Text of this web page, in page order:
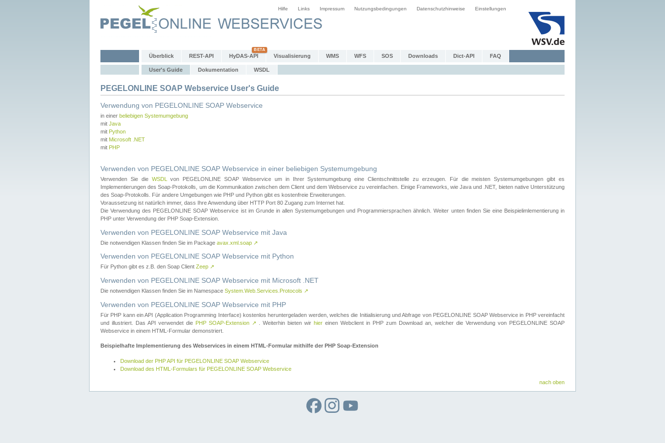
Hilfe Links Impressum Nutzungsbedingungen Datenschutzhinweise Einstellungen
Überblick REST-API HyDAS-API Visualisierung WMS WFS SOS Downloads Dict-API FAQ
User's Guide Dokumentation WSDL
PEGELONLINE SOAP Webservice User's Guide
Verwendung von PEGELONLINE SOAP Webservice
in einer beliebigen Systemumgebung
mit Java
mit Python
mit Microsoft .NET
mit PHP
Verwenden von PEGELONLINE SOAP Webservice in einer beliebigen Systemumgebung
Verwenden Sie die WSDL
von PEGELONLINE SOAP Webservice um in Ihrer Systemumgebung eine Clientschnittstelle zu erzeugen. Für die meisten Systemumgebungen gibt es
Implementierungen des Soap-Protokolls, um die Kommunikation zwischen dem Client und dem Webservice zu vereinfachen. Einige Frameworks, wie Java und .NET, bieten native Unterstützung
des Soap-Protokolls. Für andere Umgebungen wie PHP und Python gibt es kostenfreie Erweiterungen.
Voraussetzung ist natürlich immer, dass Ihre Anwendung über HTTP Port 80 Zugang zum Internet hat.
Die Verwendung des PEGELONLINE SOAP Webservice ist im Grunde in allen Systemumgebungen und Programmiersprachen ähnlich. Weiter unten finden Sie eine Beispielimlementierung in
PHP unter Verwendung der PHP Soap-Extension.
Verwenden von PEGELONLINE SOAP Webservice mit Java
Die notwendigen Klassen finden Sie im Package avax.xml.soap ↗
Verwenden von PEGELONLINE SOAP Webservice mit Python
Für Python gibt es z.B. den Soap Client Zeep ↗
Verwenden von PEGELONLINE SOAP Webservice mit Microsoft .NET
Die notwendigen Klassen finden Sie im Namespace System.Web.Services.Protocols ↗
Verwenden von PEGELONLINE SOAP Webservice mit PHP
Für PHP kann ein API (Application Programming Interface) kostenlos heruntergeladen werden, welches die Initialisierung und Abfrage von PEGELONLINE SOAP Webservice in PHP vereinfacht
und illustriert. Das API verwendet die PHP SOAP-Extension ↗ . Weiterhin bieten wir hier einen Webclient in PHP zum Download an, welcher die Verwendung von PEGELONLINE SOAP
Webservice in einem HTML-Formular demonstriert.
Beispielhafte Implementierung des Webservices in einem HTML-Formular mithilfe der PHP Soap-Extension
Download der PHP API für PEGELONLINE SOAP Webservice
Download des HTML-Formulars für PEGELONLINE SOAP Webservice
nach oben